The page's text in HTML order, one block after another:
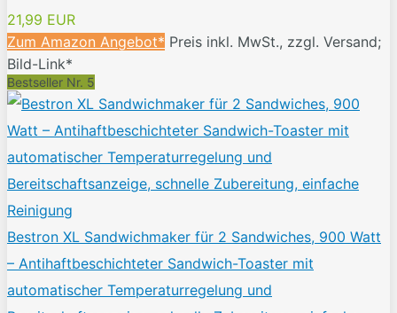
21,99 EUR
Zum Amazon Angebot* Preis inkl. MwSt., zzgl. Versand;
Bild-Link*
Bestseller Nr. 5
Bestron XL Sandwichmaker für 2 Sandwiches, 900 Watt
– Antihaftbeschichteter Sandwich-Toaster mit
automatischer Temperaturregelung und